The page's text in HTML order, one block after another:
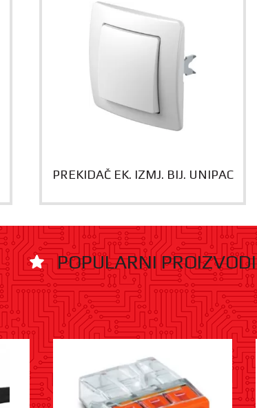
PREKIDAČ EK. IZMJ. BIJ. UNIPAC
POPULARNI PROIZVODI